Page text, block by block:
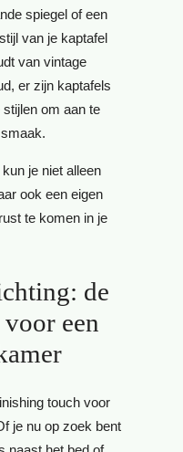
spiegel of een
van je kaptafel
van vintage
er zijn kaptafels
om aan te
je niet alleen
ook een eigen
te komen in je
de
een
touch voor
je nu op zoek bent